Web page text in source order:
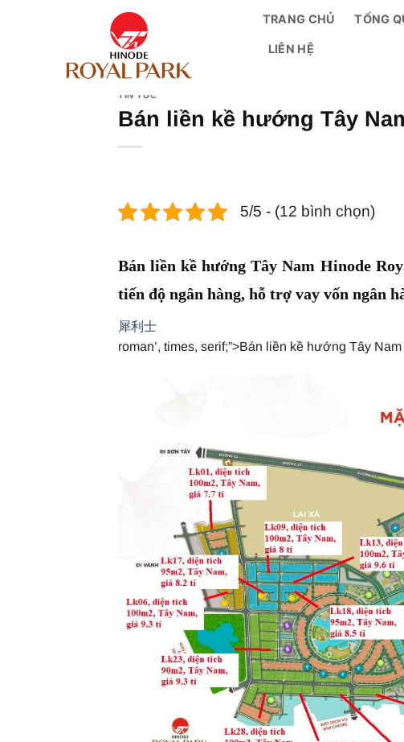
TRANG CHỦ TỔNG
LIÊN HỆ
TIN TỨC
Bán liền kề hướng Tây
5/5 - (12 bình chọn)
Bán liền kề hướng Tây Nam Hinode
tiến độ ngân hàng, hỗ trợ vay vốn ngân
犀利士
roman’, times, serif;”>Bán liền kề hướng Tây